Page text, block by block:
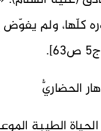
كلّها، ولم
الطيبة